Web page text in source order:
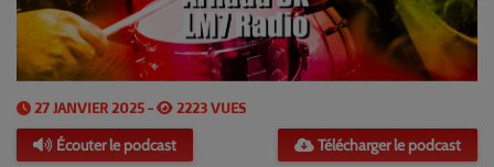
27 JANVIER 2025 - 2223 VUES
Écouter le podcast Télécharger le podcast